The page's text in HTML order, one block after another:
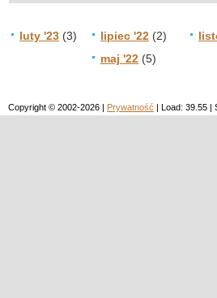
luty '23 (3) lipiec '22 (2)
maj '22 (5)
Copyright © 2002-2026 | Prywatność | Load: 39.55 |